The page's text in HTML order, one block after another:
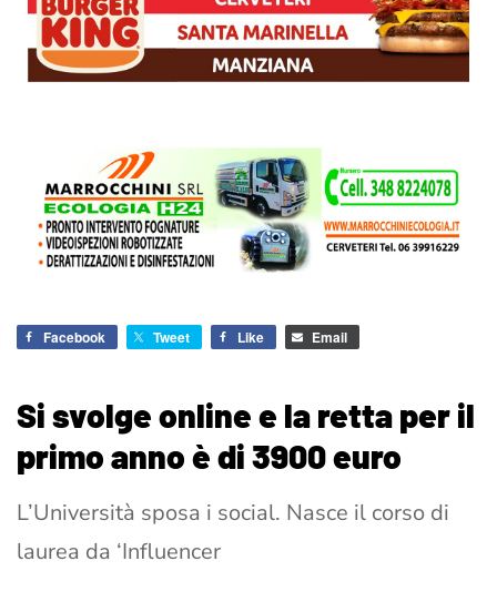
Facebook Tweet Like Email
Si svolge online e la retta per il
primo anno è di 3900 euro
L’Università sposa i social. Nasce il corso di
laurea da ‘Influencer